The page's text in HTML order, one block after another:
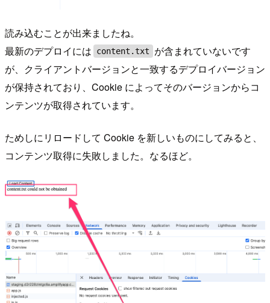
読み込むことが出来ましたね。
最新のデプロイには
content.txt
が含まれていないです
が、クライアントバージョンと一致するデプロイバージョン
が保持されており、Cookie によってそのバージョンからコ
ンテンツが取得されています。
ためしにリロードして Cookie を新しいものにしてみると、
コンテンツ取得に失敗しました。なるほど。